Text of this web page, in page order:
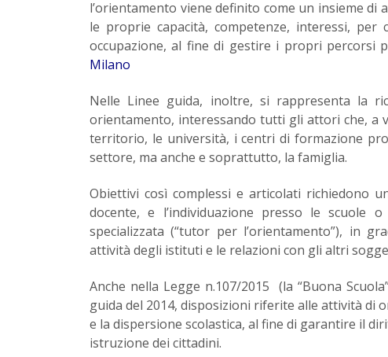
l’orientamento viene definito come un insieme
le proprie capacità, competenze, interessi,
occupazione, al fine di gestire i propri percorsi
Milano
Nelle Linee guida, inoltre, si rappresenta la
orientamento, interessando tutti gli attori che, a
territorio, le università, i centri di formazione
settore, ma anche e soprattutto, la famiglia.
Obiettivi così complessi e articolati richiedono
docente, e l’individuazione presso le
specializzata (“tutor per l’orientamento”), in
attività degli istituti e le relazioni con gli altri
Anche nella Legge n.107/2015 (la “Buona
guida del 2014, disposizioni riferite alle attività di
e la dispersione scolastica, al fine di garantire il
istruzione dei cittadini.